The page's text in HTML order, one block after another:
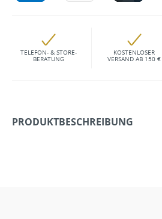
TELEFON- & STORE-
BERATUNG
KOSTENLOSER
VERSAND AB 150 €
PRODUKTBESCHREIBUNG